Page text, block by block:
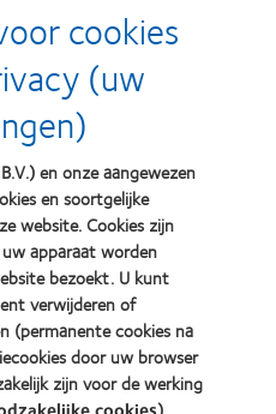
Learn
more
about
Contact
Lens
Product
of
the
Year
(2013)
Learn
more
about
2011
Best
Factory
Awards
(2011)
Learn
more
about
cookies
(uw
en onze aangewezen
en soortgelijke
website. Cookies zijn
apparaat worden
bezoekt. U kunt
verwijderen of
(permanente cookies na
door uw browser
zijn voor de werking